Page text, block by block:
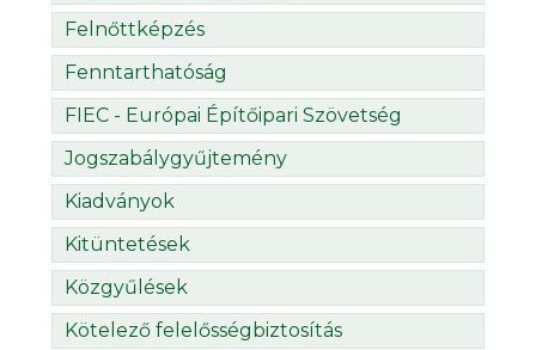
Felnőttképzés
Fenntarthatóság
FIEC - Európai Építőipari Szövetség
Jogszabálygyűjtemény
Kiadványok
Kitüntetések
Közgyűlések
Kötelező felelősségbiztosítás